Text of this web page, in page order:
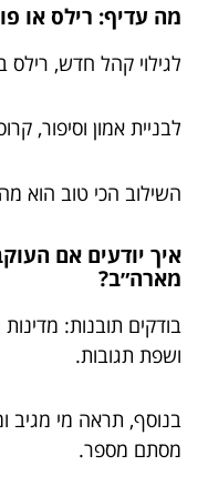
מה עדיף: רילס או
לגילוי קהל חדש, רילס
לבניית אמון וסיפור,
השילוב הכי טוב הוא
איך יודעים אם
מארה״ב?
בודקים תובנות:
ושפת תגובות.
בנוסף, תראה מי מגיב
מסתם מספר.